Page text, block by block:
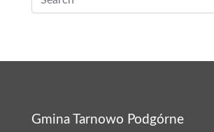
Gmina Tarnowo Podgórne